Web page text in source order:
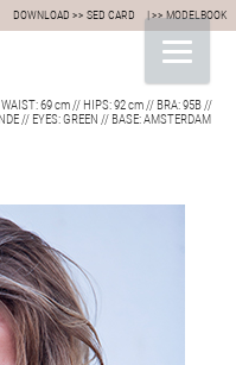
| >> MODELBOOK
DOWNLOAD >> SED CARD
69 cm // HIPS: 92 cm // BRA: 95B //
// EYES: GREEN // BASE: AMSTERDAM